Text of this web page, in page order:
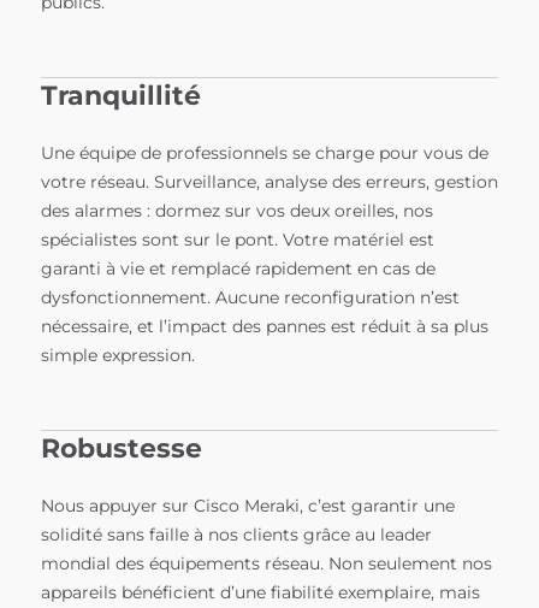
Tranquillité
Une équipe de professionnels se charge pour vous de
votre réseau. Surveillance, analyse des erreurs, gestion
des alarmes : dormez sur vos deux oreilles, nos
spécialistes sont sur le pont. Votre matériel est
garanti à vie et remplacé rapidement en cas de
dysfonctionnement. Aucune reconfiguration n’est
nécessaire, et l’impact des pannes est réduit à sa plus
simple expression.
Robustesse
Nous appuyer sur Cisco Meraki, c’est garantir une
solidité sans faille à nos clients grâce au leader
mondial des équipements réseau. Non seulement nos
appareils bénéficient d’une fiabilité exemplaire, mais